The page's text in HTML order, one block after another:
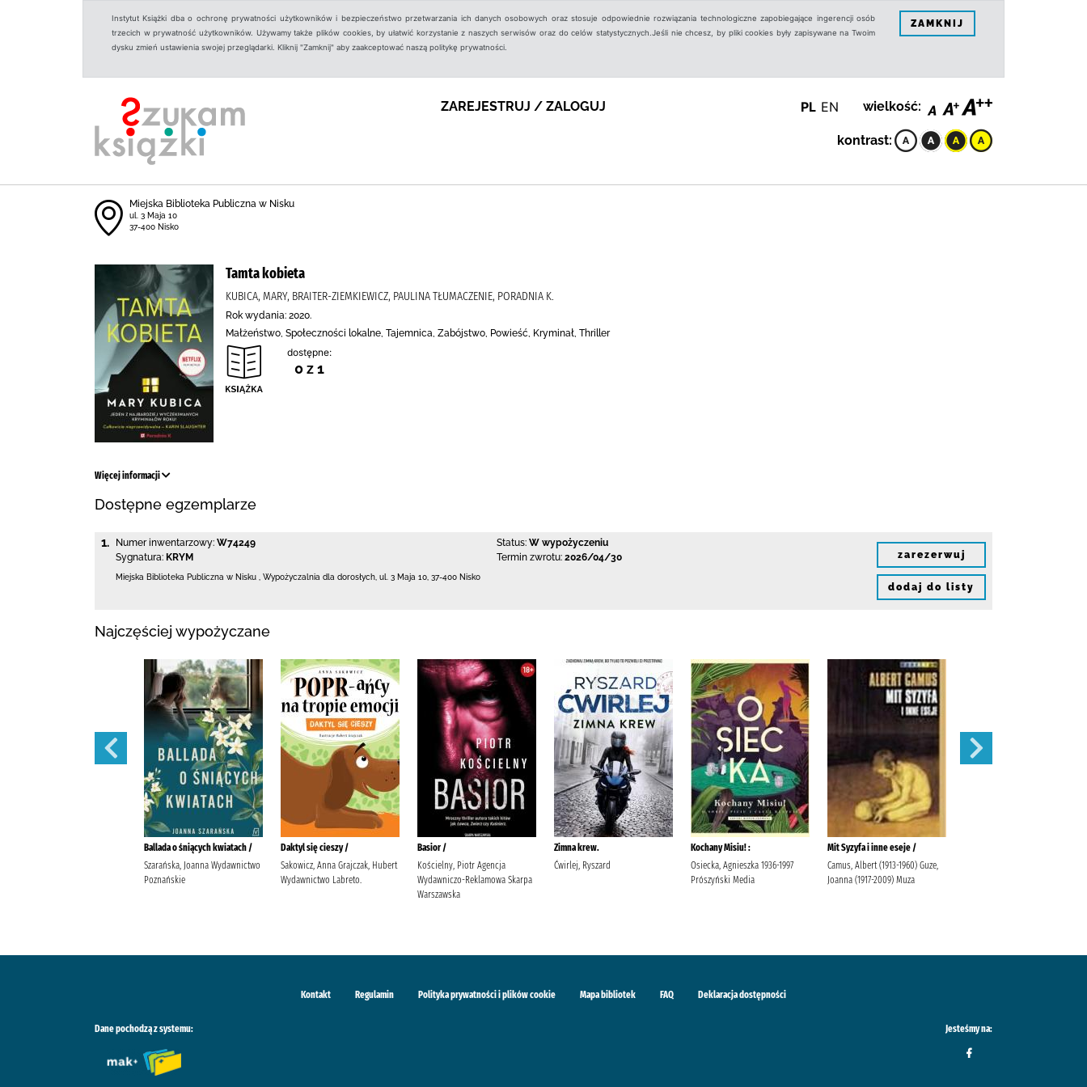
Instytut Książki dba o ochronę prywatności użytkowników i bezpieczeństwo przetwarzania ich danych osobowych oraz stosuje odpowiednie rozwiązania technologiczne zapobiegające ingerencji osób
trzecich w prywatność użytkowników. Używamy także plików cookies, by ułatwić korzystanie z naszych serwisów oraz do celów statystycznych.Jeśli nie chcesz, by pliki cookies były zapisywane na Twoim
dysku zmień ustawienia swojej przeglądarki. Kliknij "Zamknij" aby zaakceptować naszą politykę prywatności.
ZAMKNIJ
ZAREJESTRUJ / ZALOGUJ PL EN wielkość:
kontrast:
Miejska Biblioteka Publiczna w Nisku
ul. 3 Maja 10
37-400 Nisko
Tamta kobieta
KUBICA, MARY, BRAITER-ZIEMKIEWICZ, PAULINA TŁUMACZENIE, PORADNIA K.
Rok wydania: 2020.
Małżeństwo, Społeczności lokalne, Tajemnica, Zabójstwo, Powieść, Kryminał, Thriller
dostępne:
0 z 1
Więcej informacji
Dostępne egzemplarze
1. Numer inwentarzowy: W74249
Sygnatura: KRYM
Status: W wypożyczeniu
Termin zwrotu: 2026/04/30
Miejska Biblioteka Publiczna w Nisku Wypożyczalnia dla dorosłych, ul. 3 Maja 10 37-400 Nisko
zarezerwuj
dodaj do listy
Najczęściej wypożyczane
Ballada o śniących kwiatach /
Szarańska, Joanna Wydawnictwo
Poznańskie
Daktyl się cieszy /
Sakowicz, Anna Grajczak, Hubert
Wydawnictwo Labreto.
Basior /
Kościelny, Piotr Agencja
Wydawniczo-Reklamowa Skarpa
Warszawska
Zimna krew.
Ćwirlej, Ryszard
Kochany Misiu! :
Osiecka, Agnieszka 1936-1997
Prószyński Media
Mit Syzyfa i inne eseje /
Camus, Albert (1913-1960) Guze,
Joanna (1917-2009) Muza
Kontakt Regulamin Polityka prywatności i plików cookie Mapa bibliotek FAQ Deklaracja dostępności
Dane pochodzą z systemu: Jesteśmy na: